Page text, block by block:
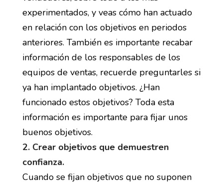
experimentados, y veas cómo han actuado
en relación con los objetivos en periodos
anteriores. También es importante recabar
información de los responsables de los
equipos de ventas, recuerde preguntarles si
ya han implantado objetivos. ¿Han
funcionado estos objetivos? Toda esta
información es importante para fijar unos
buenos objetivos.
2. Crear objetivos que demuestren
confianza.
Cuando se fijan objetivos que no suponen